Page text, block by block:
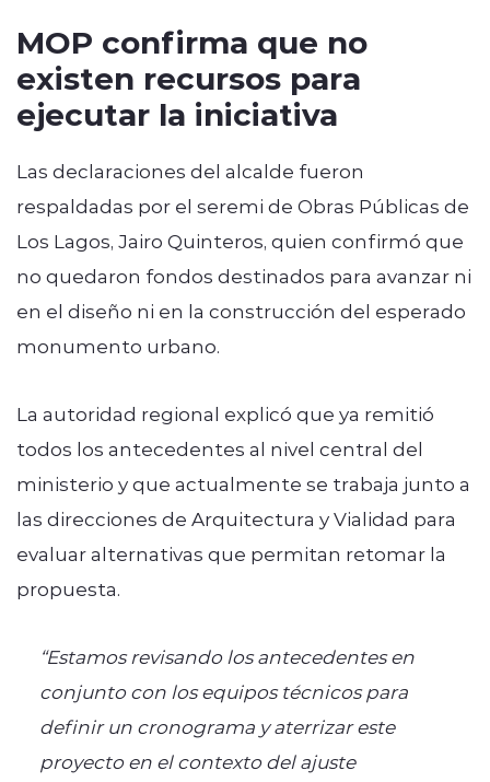
MOP confirma que no
existen recursos para
ejecutar la iniciativa
Las declaraciones del alcalde fueron
respaldadas por el seremi de Obras Públicas de
Los Lagos, Jairo Quinteros, quien confirmó que
no quedaron fondos destinados para avanzar ni
en el diseño ni en la construcción del esperado
monumento urbano.
La autoridad regional explicó que ya remitió
todos los antecedentes al nivel central del
ministerio y que actualmente se trabaja junto a
las direcciones de Arquitectura y Vialidad para
evaluar alternativas que permitan retomar la
propuesta.
“Estamos revisando los antecedentes en
conjunto con los equipos técnicos para
definir un cronograma y aterrizar este
proyecto en el contexto del ajuste